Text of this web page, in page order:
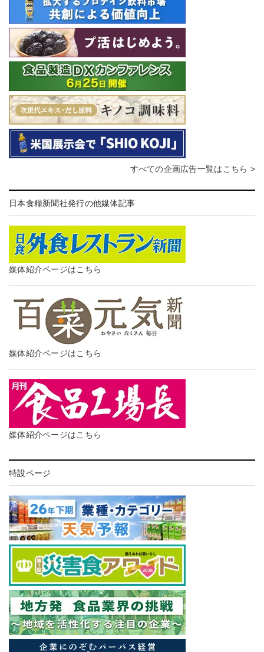
すべての企画広告一覧はこちら >
日本食糧新聞社発行の他媒体記事
媒体紹介ページはこちら
媒体紹介ページはこちら
媒体紹介ページはこちら
特設ページ